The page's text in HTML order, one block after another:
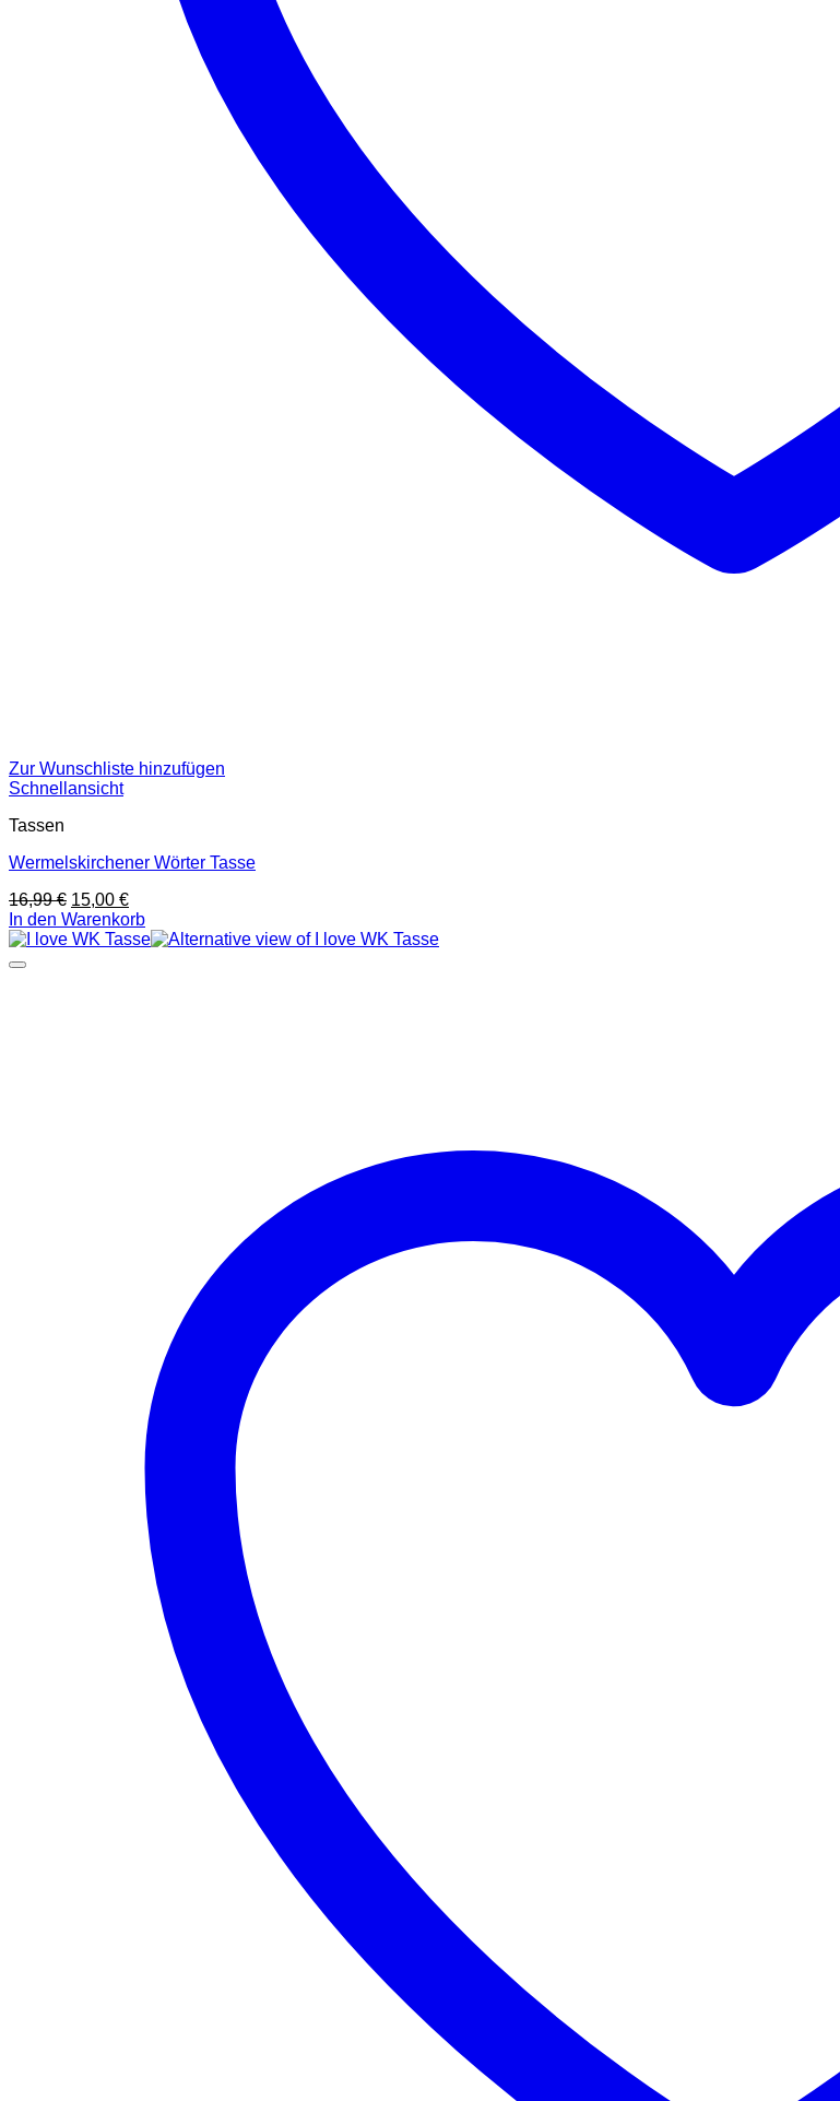
Zur Wunschliste hinzufügen
Schnellansicht
Tassen
Wermelskirchener Wörter Tasse
16,99€ Ursprünglicher
Preis
war:
15,00 €Aktueller
Preis
ist:
In den Warenkorb